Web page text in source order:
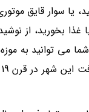
یا سوار قایق
غذا بخورید، از
می توانید به